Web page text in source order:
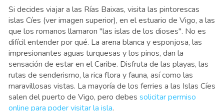
Si decides viajar a las Rías Baixas, visita las pintorescas
islas Cíes (ver imagen superior), en el estuario de Vigo, a las
que los romanos llamaron "las islas de los dioses". No es
difícil entender por qué. La arena blanca y esponjosa, las
impresionantes aguas turquesas y los pinos, dan la
sensación de estar en el Caribe. Disfruta de las playas, las
rutas de senderismo, la rica flora y fauna, así como las
maravillosas vistas. La mayoría de los ferries a las Islas Cíes
salen del puerto de Vigo, pero debes solicitar permiso
online para poder visitar la isla.